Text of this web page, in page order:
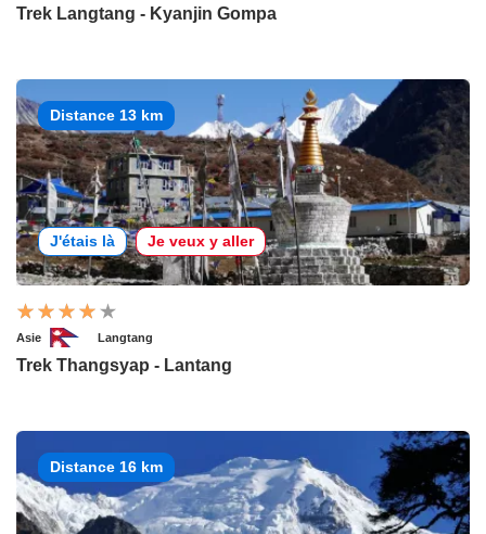
Trek Langtang - Kyanjin Gompa
Distance 13 km
J'étais là Je veux y aller
Asie Langtang
Trek Thangsyap - Lantang
Distance 16 km